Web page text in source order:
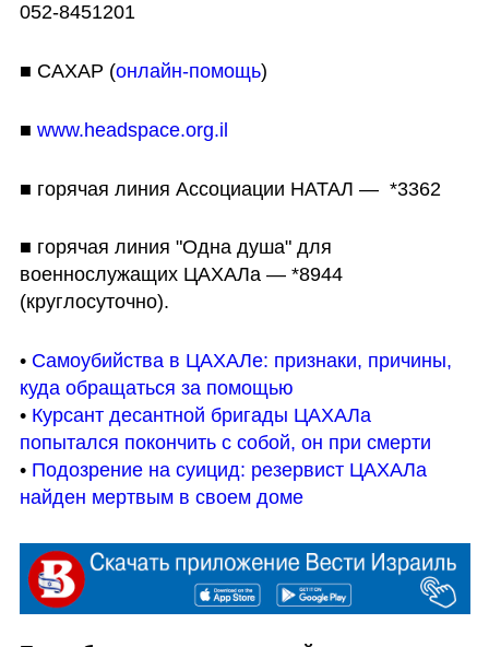
052-8451201
■ САХАР (онлайн-помощь)
■ www.headspace.org.il
■ горячая линия Ассоциации НАТАЛ —  *3362
■ горячая линия "Одна душа" для
военнослужащих ЦАХАЛа — *8944
(круглосуточно).
• Самоубийства в ЦАХАЛе: признаки, причины,
куда обращаться за помощью
• Курсант десантной бригады ЦАХАЛа
попытался покончить с собой, он при смерти
• Подозрение на суицид: резервист ЦАХАЛа
найден мертвым в своем доме